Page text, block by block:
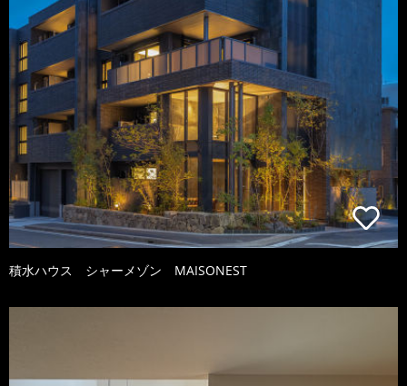
積水ハウス シャーメゾン MAISONEST